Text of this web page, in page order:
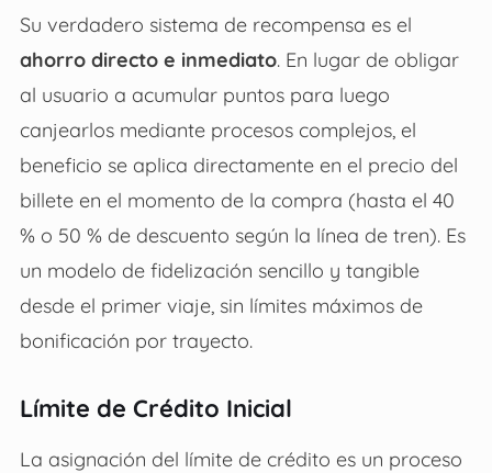
Su verdadero sistema de recompensa es el
ahorro directo e inmediato. En lugar de obligar
al usuario a acumular puntos para luego
canjearlos mediante procesos complejos, el
beneficio se aplica directamente en el precio del
billete en el momento de la compra (hasta el 40
% o 50 % de descuento según la línea de tren). Es
un modelo de fidelización sencillo y tangible
desde el primer viaje, sin límites máximos de
bonificación por trayecto.
Límite de Crédito Inicial
La asignación del límite de crédito es un proceso